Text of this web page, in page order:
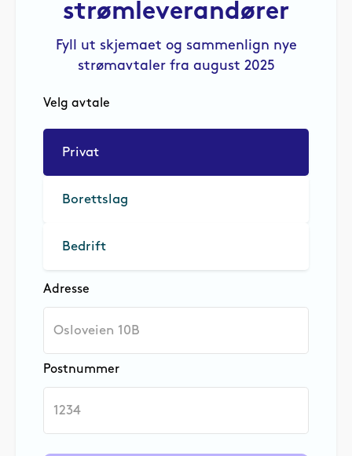
strømleverandører
Fyll ut skjemaet og sammenlign nye
strømavtaler fra august 2025
Velg avtale
Privat
Borettslag
Bedrift
Adresse
Postnummer